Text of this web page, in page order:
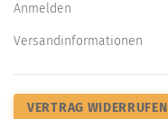
Anmelden
Versandinformationen
VERTRAG WIDERRUFEN